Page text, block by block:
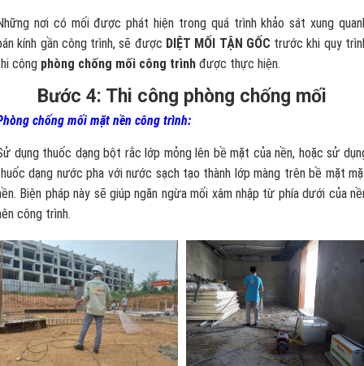
nơi có mối được phát hiện trong quá trình khảo sát xung
kính gần công trình, sẽ được DIỆT MỐI TẬN GỐC trước khi quy
công phòng chống mối công trình được thực hiện.
Bước 4: Thi công phòng chống mối
chống mối mặt nền công trình:
dụng thuốc dạng bột rắc lớp mỏng lên bề mặt của nền, hoặc sử
dạng nước pha với nước sạch tạo thành lớp màng trên bề mặt
Biện pháp này sẽ giúp ngăn ngừa mối xâm nhập từ phía dưới của
công trình.